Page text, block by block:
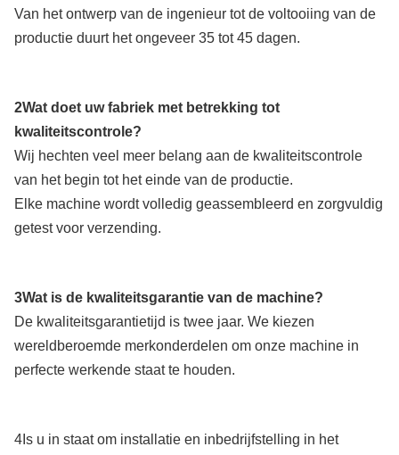
Van het ontwerp van de ingenieur tot de voltooiing van de
productie duurt het ongeveer 35 tot 45 dagen.
2Wat doet uw fabriek met betrekking tot
kwaliteitscontrole?
Wij hechten veel meer belang aan de kwaliteitscontrole
van het begin tot het einde van de productie.
Elke machine wordt volledig geassembleerd en zorgvuldig
getest voor verzending.
3Wat is de kwaliteitsgarantie van de machine?
De kwaliteitsgarantietijd is twee jaar. We kiezen
wereldberoemde merkonderdelen om onze machine in
perfecte werkende staat te houden.
4Is u in staat om installatie en inbedrijfstelling in het